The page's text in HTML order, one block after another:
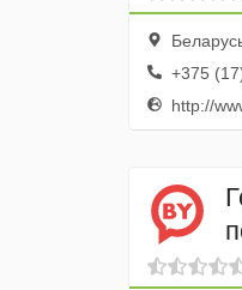
+375
http://